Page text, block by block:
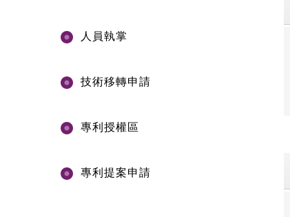
人員執掌
技術移轉申請
專利授權區
專利提案申請